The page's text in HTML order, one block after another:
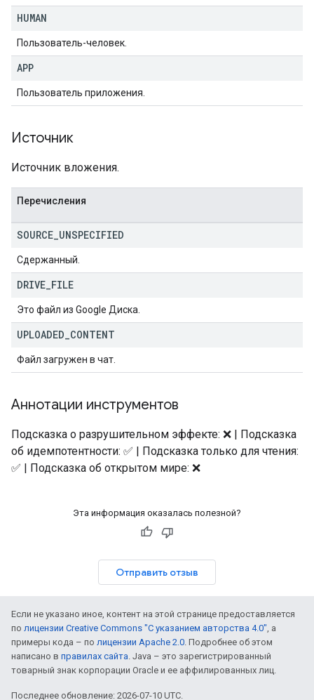
HUMAN
Пользователь-человек.
APP
Пользователь приложения.
Источник
Источник вложения.
Перечисления
SOURCE UNSPECIFIED
Сдержанный.
DRIVE FILE
Это файл из Google Диска.
UPLOADED CONTENT
Файл загружен в чат.
Аннотации инструментов
Подсказка о разрушительном эффекте: ❌ | Подсказка
об идемпотентности: ✅ | Подсказка только для чтения:
✅ | Подсказка об открытом мире: ❌
Эта информация оказалась полезной?
Отправить отзыв
Если не указано иное, контент на этой странице предоставляется
по лицензии Creative Commons "С указанием авторства 4.0", а
примеры кода – по лицензии Apache 2.0. Подробнее об этом
написано в правилах сайта. Java – это зарегистрированный
товарный знак корпорации Oracle и ее аффилированных лиц.
Последнее обновление: 2026-07-10 UTC.